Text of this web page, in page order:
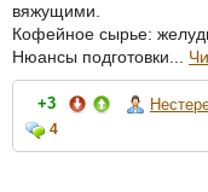
вяжущими.
Кофейное сырье:
Нюансы подготовки...
+3
4